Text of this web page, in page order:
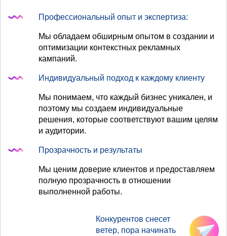
Профессиональный опыт и экспертиза:
Мы обладаем обширным опытом в создании и
оптимизации контекстных рекламных
кампаний.
Индивидуальный подход к каждому клиенту
Мы понимаем, что каждый бизнес уникален, и
поэтому мы создаем индивидуальные
решения, которые соответствуют вашим целям
и аудитории.
Прозрачность и результаты
Мы ценим доверие клиентов и предоставляем
полную прозрачность в отношении
выполненной работы.
Конкурентов снесет
ветер, пора начинать